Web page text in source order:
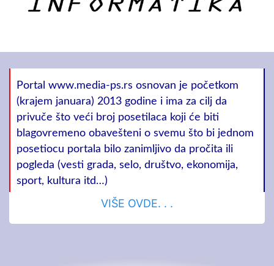
Portal www.media-ps.rs osnovan je početkom
(krajem januara) 2013 godine i ima za cilj da
privuče što veći broj posetilaca koji će biti
blagovremeno obavešteni o svemu što bi jednom
posetiocu portala bilo zanimljivo da pročita ili
pogleda (vesti grada, selo, društvo, ekonomija,
sport, kultura itd…)
VIŠE OVDE. . .